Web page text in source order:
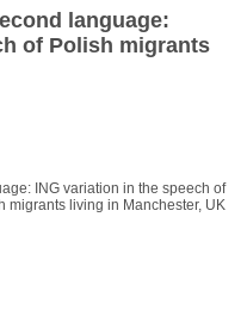
language:
of Polish migrants
ING variation in the speech of
migrants living in Manchester, UK